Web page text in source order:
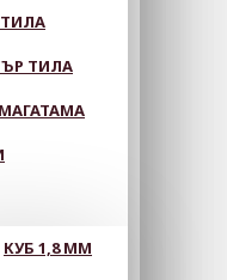
ТИЛА
КУБ 1,8 ММ